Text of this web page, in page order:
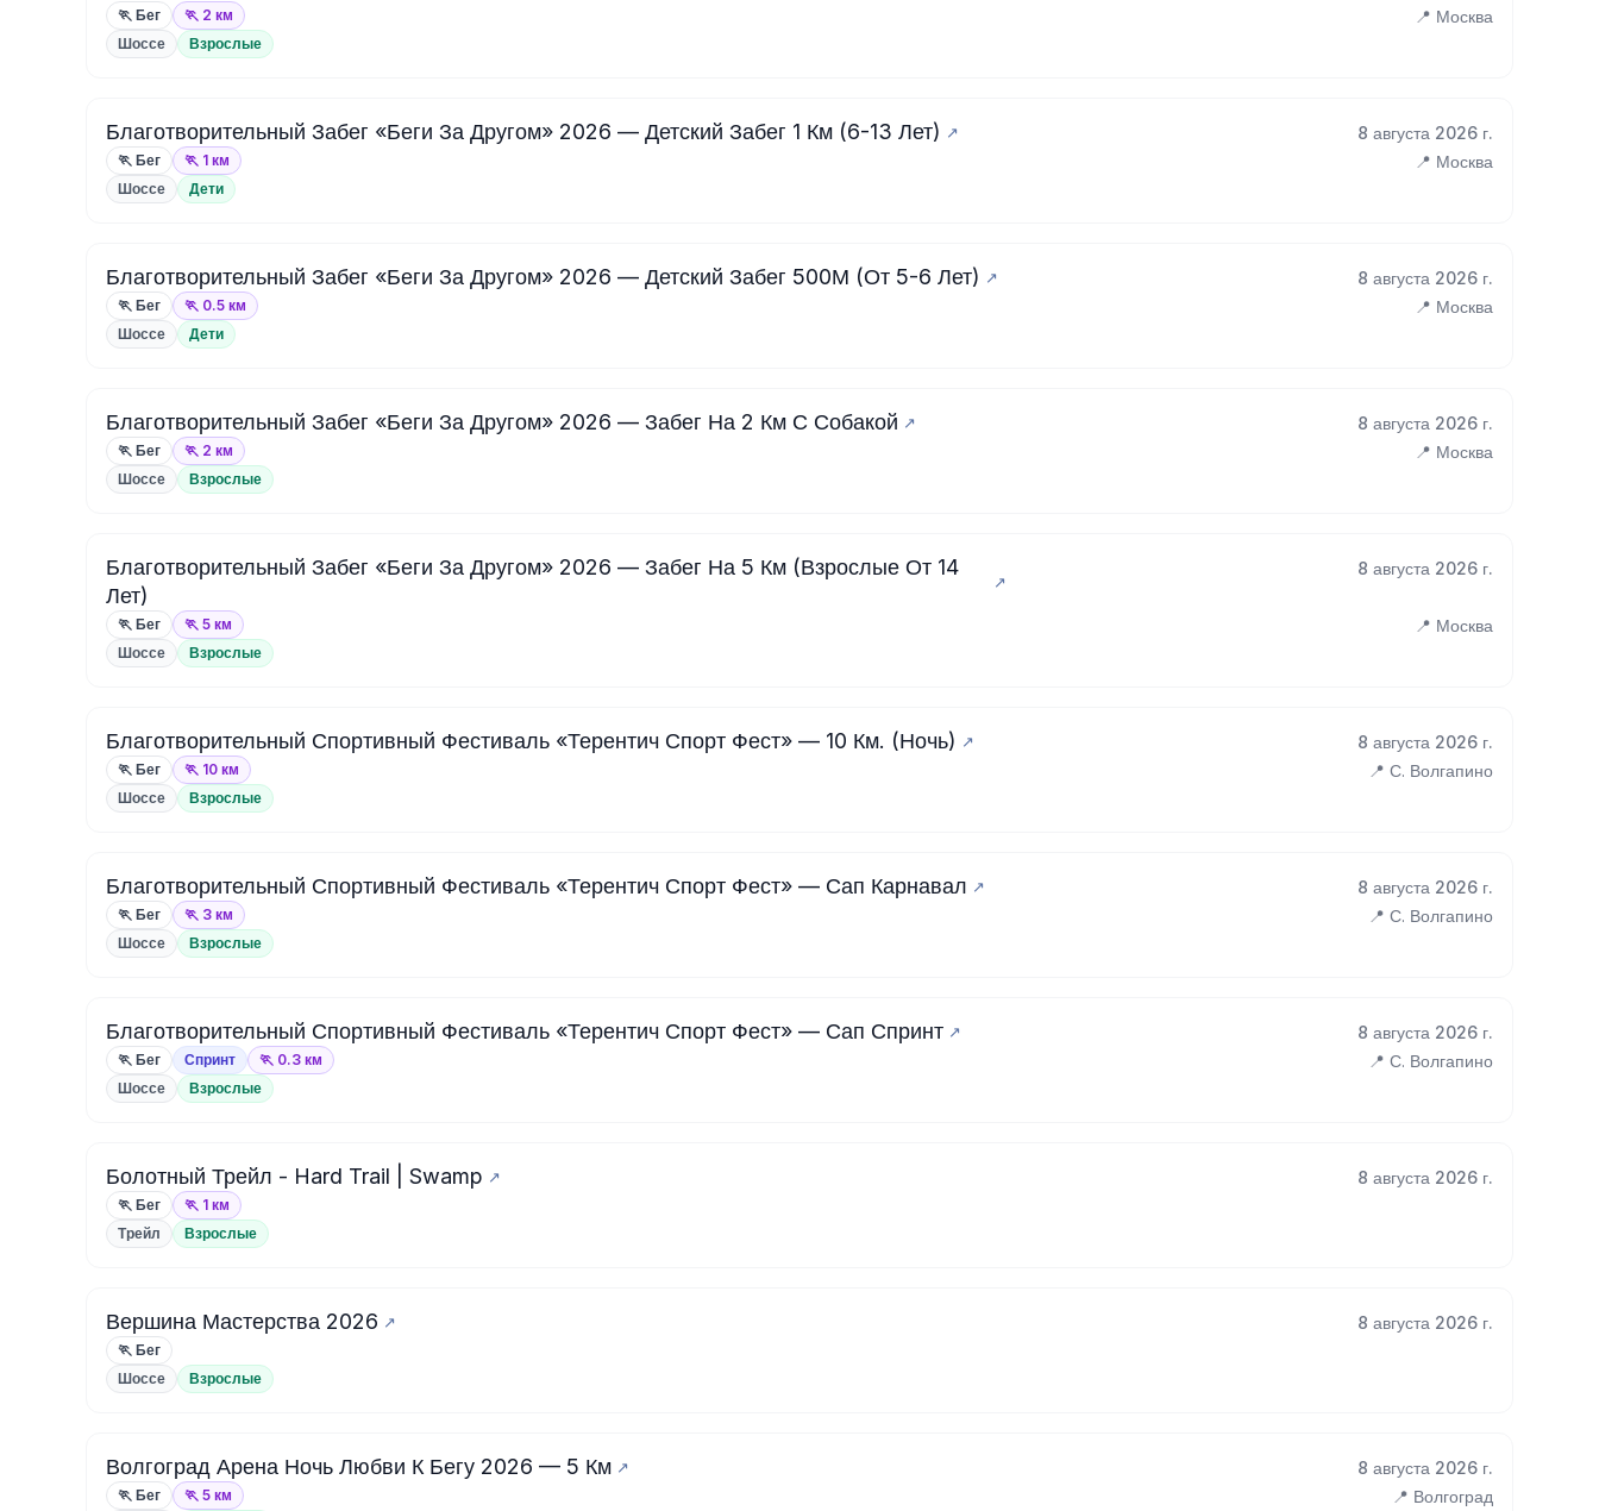
🏃 Бег 🏃 2 км 📍 Москва
Шоссе Взрослые
Благотворительный Забег «Беги За Другом» 2026 — Детский Забег 1 Км (6-13 Лет) 8 августа 2026 г.
🏃 Бег 🏃 1 км 📍 Москва
Шоссе Дети
Благотворительный Забег «Беги За Другом» 2026 — Детский Забег 500М (От 5-6 Лет) 8 августа 2026 г.
🏃 Бег 🏃 0.5 км 📍 Москва
Шоссе Дети
Благотворительный Забег «Беги За Другом» 2026 — Забег На 2 Км С Собакой 8 августа 2026 г.
🏃 Бег 🏃 2 км 📍 Москва
Шоссе Взрослые
Благотворительный Забег «Беги За Другом» 2026 — Забег На 5 Км (Взрослые От 14
Лет)
8 августа 2026 г.
🏃 Бег 🏃 5 км 📍 Москва
Шоссе Взрослые
Благотворительный Спортивный Фестиваль «Терентич Спорт Фест» — 10 Км. (Ночь) 8 августа 2026 г.
🏃 Бег 🏃 10 км 📍 С. Волгапино
Шоссе Взрослые
Благотворительный Спортивный Фестиваль «Терентич Спорт Фест» — Сап Карнавал 8 августа 2026 г.
🏃 Бег 🏃 3 км 📍 С. Волгапино
Шоссе Взрослые
Благотворительный Спортивный Фестиваль «Терентич Спорт Фест» — Сап Спринт 8 августа 2026 г.
🏃 Бег Спринт 🏃 0.3 км 📍 С. Волгапино
Шоссе Взрослые
Болотный Трейл - Hard Trail | Swamp 8 августа 2026 г.
🏃 Бег
🏃 1 км
Трейл
Взрослые
Вершина Мастерства 2026 8 августа 2026 г.
🏃 Бег
Шоссе
Взрослые
Волгоград Арена Ночь Любви К Бегу 2026 — 5 Км 8 августа 2026 г.
🏃 Бег 🏃 5 км 📍 Волгоград